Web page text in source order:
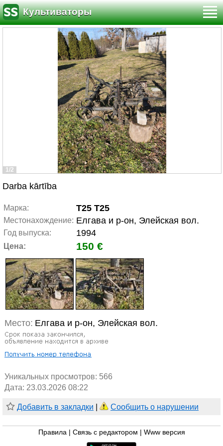
Культиваторы
1/2
Darba kārtība
Марка: T25 T25
Местонахождение: Елгава и р-он, Элейская вол.
Год выпуска: 1994
Цена: 150 €
Место: Елгава и р-он, Элейская вол.
Уникальных просмотров: 566
Дата: 23.03.2026 08:22
Добавить в закладки Сообщить о нарушении
Правила Связь с редактором Www версия